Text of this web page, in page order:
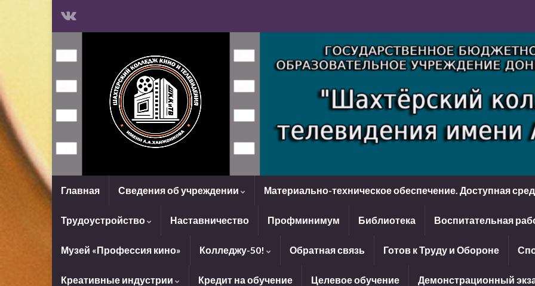
Главная Сведения об учреждении Материально-техническое обеспечение. Доступная
Трудоустройство Наставничество Профминимум Библиотека Воспитательная
Музей «Профессия кино» Колледжу-50! Обратная связь Готов к Труду и Обороне
Креативные индустрии Кредит на обучение Целевое обучение Демонстрационный